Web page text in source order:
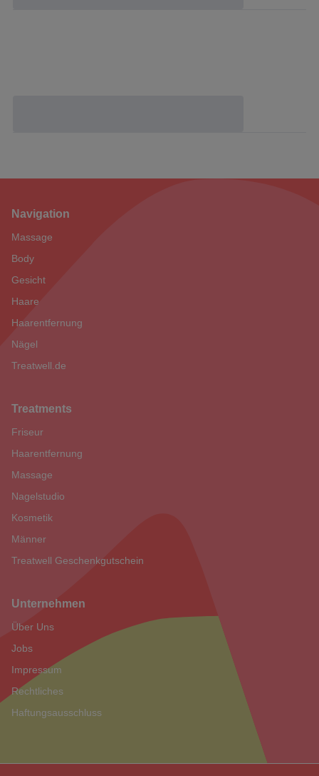
Footer
Navigation
Massage
Body
Gesicht
Haare
Haarentfernung
Nägel
Treatwell.de
Treatments
Friseur
Haarentfernung
Massage
Nagelstudio
Kosmetik
Männer
Treatwell Geschenkgutschein
Unternehmen
Über Uns
Jobs
Impressum
Rechtliches
Haftungsausschluss